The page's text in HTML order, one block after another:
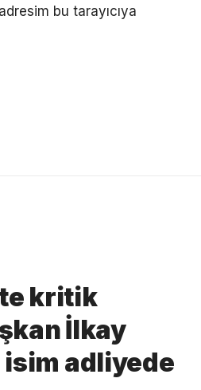
bu tarayıcıya
kritik
İlkay
isim adliyede